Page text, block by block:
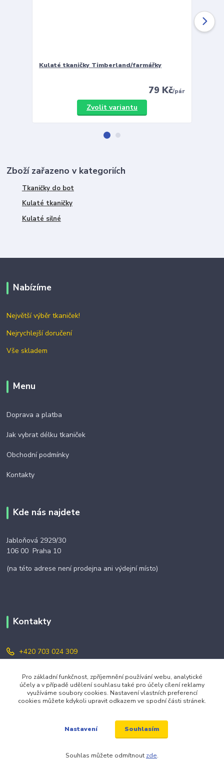
Kulaté tkaničky Timberland/farmářky
79 Kč/pár
Zvolit variantu
Zboží zařazeno v kategoriích
Tkaničky do bot
Kulaté tkaničky
Kulaté silné
Nabízíme
Největší výběr tkaniček!
Nejrychlejší doručení
Vše skladem
Menu
Doprava a platba
Jak vybrat délku tkaniček
Obchodní podmínky
Kontakty
Kde nás najdete
Jabloňová 2929/30
106 00 Praha 10
(na této adrese není prodejna ani výdejní místo)
Kontakty
+420 703 024 309
objednavky@zavazuj.cz
Pro základní funkčnost, zpříjemnění používání webu, analytické
účely a v případě udělení souhlasu také pro účely cílení reklamy
využíváme soubory cookies. Nastavení vlastních preferencí
cookies můžete kdykoli upravit odkazem ve spodní části stránek.
Nastavení Souhlasím
Souhlas můžete odmítnout zde.